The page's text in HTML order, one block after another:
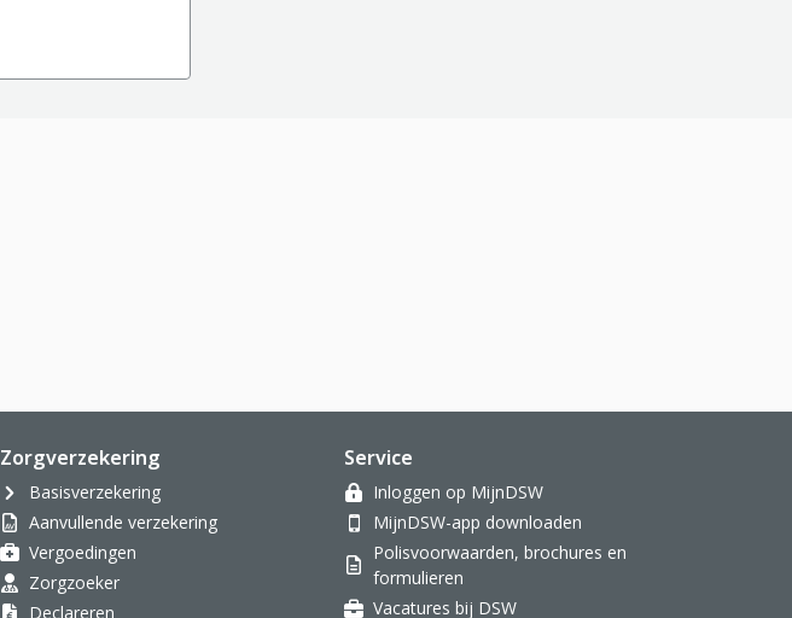
Zorgverzekering
Basisverzekering
Aanvullende verzekering
Vergoedingen
Zorgzoeker
Declareren
Service
Inloggen op MijnDSW
MijnDSW-app downloaden
Polisvoorwaarden, brochures en
formulieren
Vacatures bij DSW